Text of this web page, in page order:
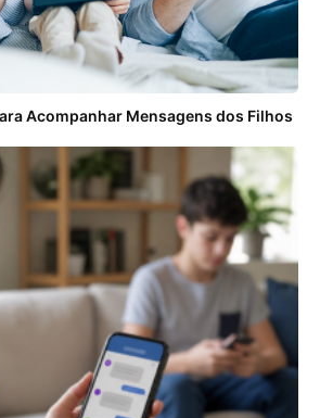
Acompanhar Mensagens dos Filhos